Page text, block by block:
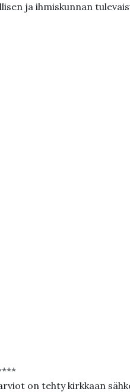
ja ihmiskunnan
on tehty kirkkaan